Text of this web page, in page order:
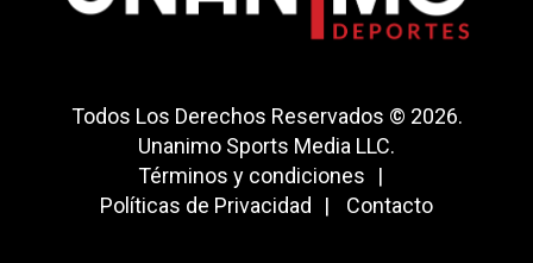
Todos Los Derechos Reservados © 2026.
Unanimo Sports Media LLC.
Términos y condiciones
Políticas de Privacidad
Contacto